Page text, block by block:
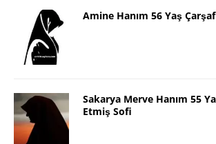
Amine Hanım 56 Yaş
Sakarya Merve Hanım 55
Etmiş Sofi